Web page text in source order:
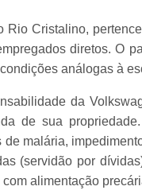
Cristalino,
diretos. O
análogas à
da
de sua
malária,
(servidão por
alimentação